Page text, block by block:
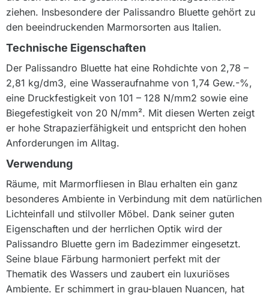
ziehen. Insbesondere der Palissandro Bluette gehört zu
den beeindruckenden Marmorsorten aus Italien.
Technische Eigenschaften
Der Palissandro Bluette hat eine Rohdichte von 2,78 –
2,81 kg/dm3, eine Wasseraufnahme von 1,74 Gew.-%,
eine Druckfestigkeit von 101 – 128 N/mm2 sowie eine
Biegefestigkeit von 20 N/mm². Mit diesen Werten zeigt
er hohe Strapazierfähigkeit und entspricht den hohen
Anforderungen im Alltag.
Verwendung
Räume, mit Marmorfliesen in Blau erhalten ein ganz
besonderes Ambiente in Verbindung mit dem natürlichen
Lichteinfall und stilvoller Möbel. Dank seiner guten
Eigenschaften und der herrlichen Optik wird der
Palissandro Bluette gern im Badezimmer eingesetzt.
Seine blaue Färbung harmoniert perfekt mit der
Thematik des Wassers und zaubert ein luxuriöses
Ambiente. Er schimmert in grau-blauen Nuancen, hat